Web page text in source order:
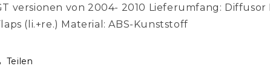
versionen von 2004- 2010 Lieferumfang: Diffusor
(li.+re.) Material: ABS-Kunststoff
Teilen